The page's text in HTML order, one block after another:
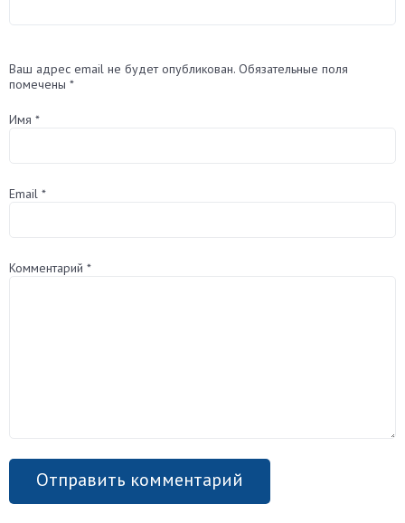
Ваш адрес email не будет опубликован. Обязательные поля
помечены *
Имя *
Email *
Комментарий *